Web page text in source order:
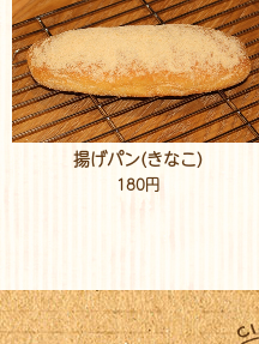
揚げパン(きなこ)
180円